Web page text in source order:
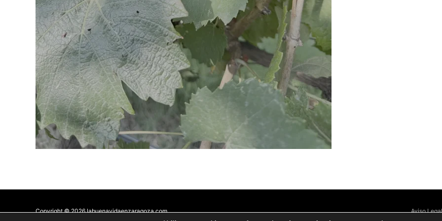
Copyright © 2026 labuenavidaenzaragoza.com
Aviso Legal